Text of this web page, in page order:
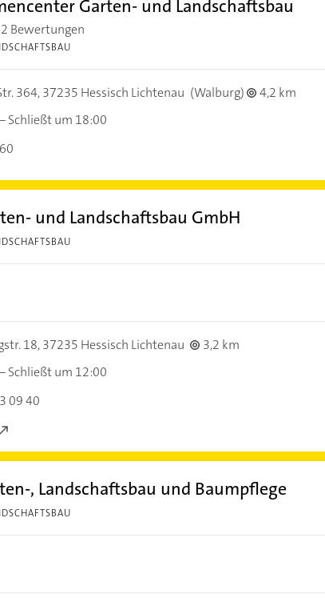
Garten- und Landschaftsbau
2 Bewertungen
364,37235 Hessisch Lichtenau (Walburg)
4,2 km
Schließt um 18:00
und Landschaftsbau GmbH
18,37235 Hessisch Lichtenau
3,2 km
Schließt um 12:00
09 40
, Landschaftsbau und Baumpflege